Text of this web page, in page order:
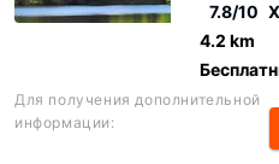
7.8/10
4.2 km
Для получения дополнительной
информации: